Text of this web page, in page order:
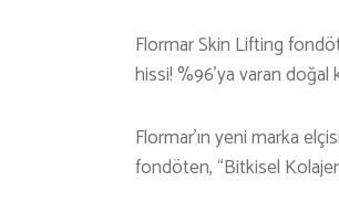
Flormar Skin Lifting
hissi! %96’ya varan doğal
Flormar’ın yeni marka
fondöten, “Bitkisel